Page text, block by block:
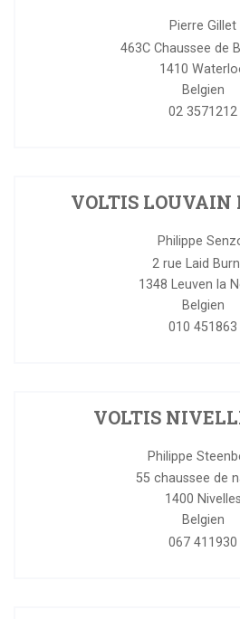
Pierre Gillet
463C Chaussee de
1410
Belgien
02 3571212
VOLTIS LOUVAIN
Philippe
2 rue Laid
1348 Leuven la
Belgien
010 451863
VOLTIS
Philippe
55 chaussee de
1400 Nivelles
Belgien
067 411930